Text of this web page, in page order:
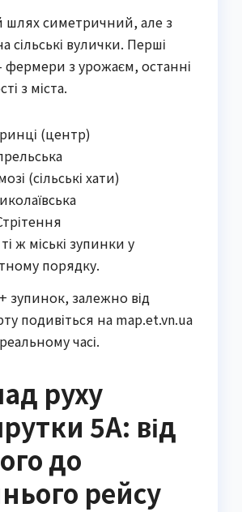
симетричний, але з
сільські вулички. Перші
фермери з урожаєм, останні
з міста.
(центр)
(сільські хати)
ж міські зупинки у
порядку.
зупинок, залежно від
подивіться на map.et.vn.ua
часі.
руху
5А: від
до
рейсу